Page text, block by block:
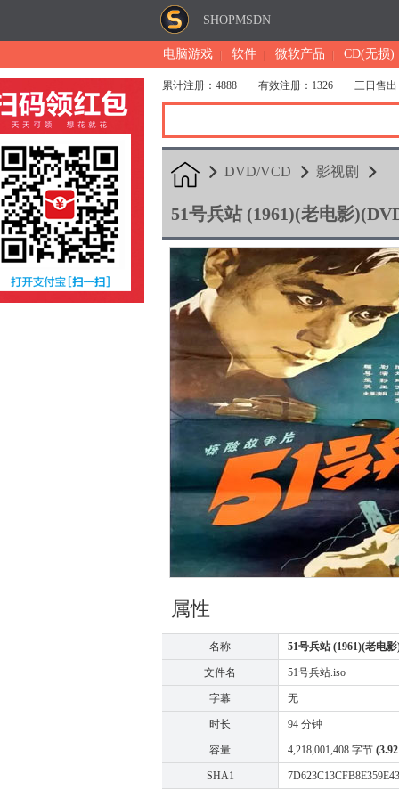
SHOPMSDN
电脑游戏 软件 微软产品 CD(无损)
累计注册：4888 有效注册：1326 三日售
DVD/VCD 影视剧
51号兵站 (1961)(老电影
属性
名称 51号兵站 (1961)(老电
文件名 51号兵站.iso
字幕 无
时长 94 分钟
容量 4,218,001,408 字节
SHA1